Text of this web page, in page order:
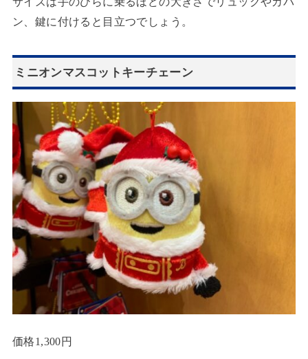
ン、鍵に付けると目立つでしょう。
ミニオンマスコットキーチェーン
価格1,300円